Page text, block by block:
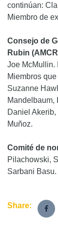
continúan:
Miembro de
Consejo de
Rubin
Joe McMullin.
Miembros
Suzanne
Mandelbaum,
Daniel
Muñoz.
Comité de
Pilachowski,
Sarbani Basu.
Share: